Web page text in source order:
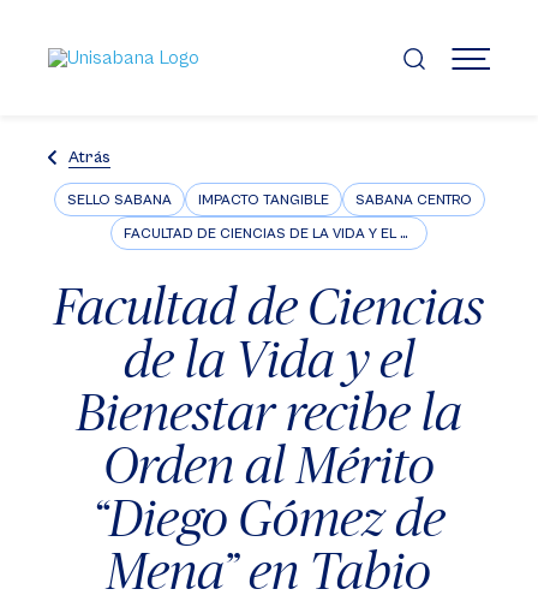
contenido
principal
MENÚ
Atrás
SELLO SABANA IMPACTO TANGIBLE SABANA CENTRO
FACULTAD DE CIENCIAS DE LA VIDA Y EL BIENESTAR
Facultad de Ciencias
de la Vida y el
Bienestar recibe la
Orden al Mérito
“Diego Gómez de
Mena” en Tabio